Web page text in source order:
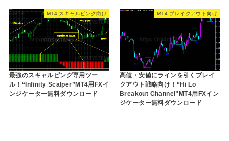
MT4 スキャルピング向け
最強のスキャルピング専用ツー
ル！“Infinity Scalper”MT4用FXイ
ンジケーター無料ダウンロード
MT4 ブレイクアウト向け
高値・安値にラインを引くブレイ
クアウト戦略向け！“Hi Lo
Breakout Channel”MT4用FXイン
ジケーター無料ダウンロード